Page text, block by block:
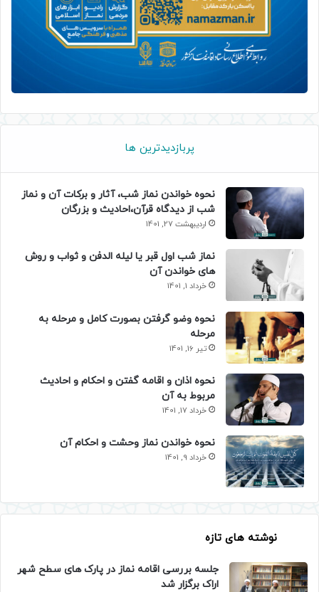
پربازدیدترین ها
نحوه خواندن نماز شب، آثار و برکات آن و نماز
شب از دیدگاه قرآن،احادیث و بزرگان
اردیبهشت 27, 1401
نماز شب اول قبر یا لیله الدفن و ثواب و روش
های خواندن آن
خرداد 1, 1401
نحوه وضو گرفتن بصورت کامل و مرحله به
مرحله
تیر 16, 1401
نحوه اذان و اقامه گفتن و احکام و احادیث
مربوط به آن
خرداد 17, 1401
نحوه خواندن نماز وحشت و احکام آن
خرداد 9, 1401
نوشته های تازه
جلسه بررسی اقامه نماز در پارک های سطح شهر
اراک برگزار شد